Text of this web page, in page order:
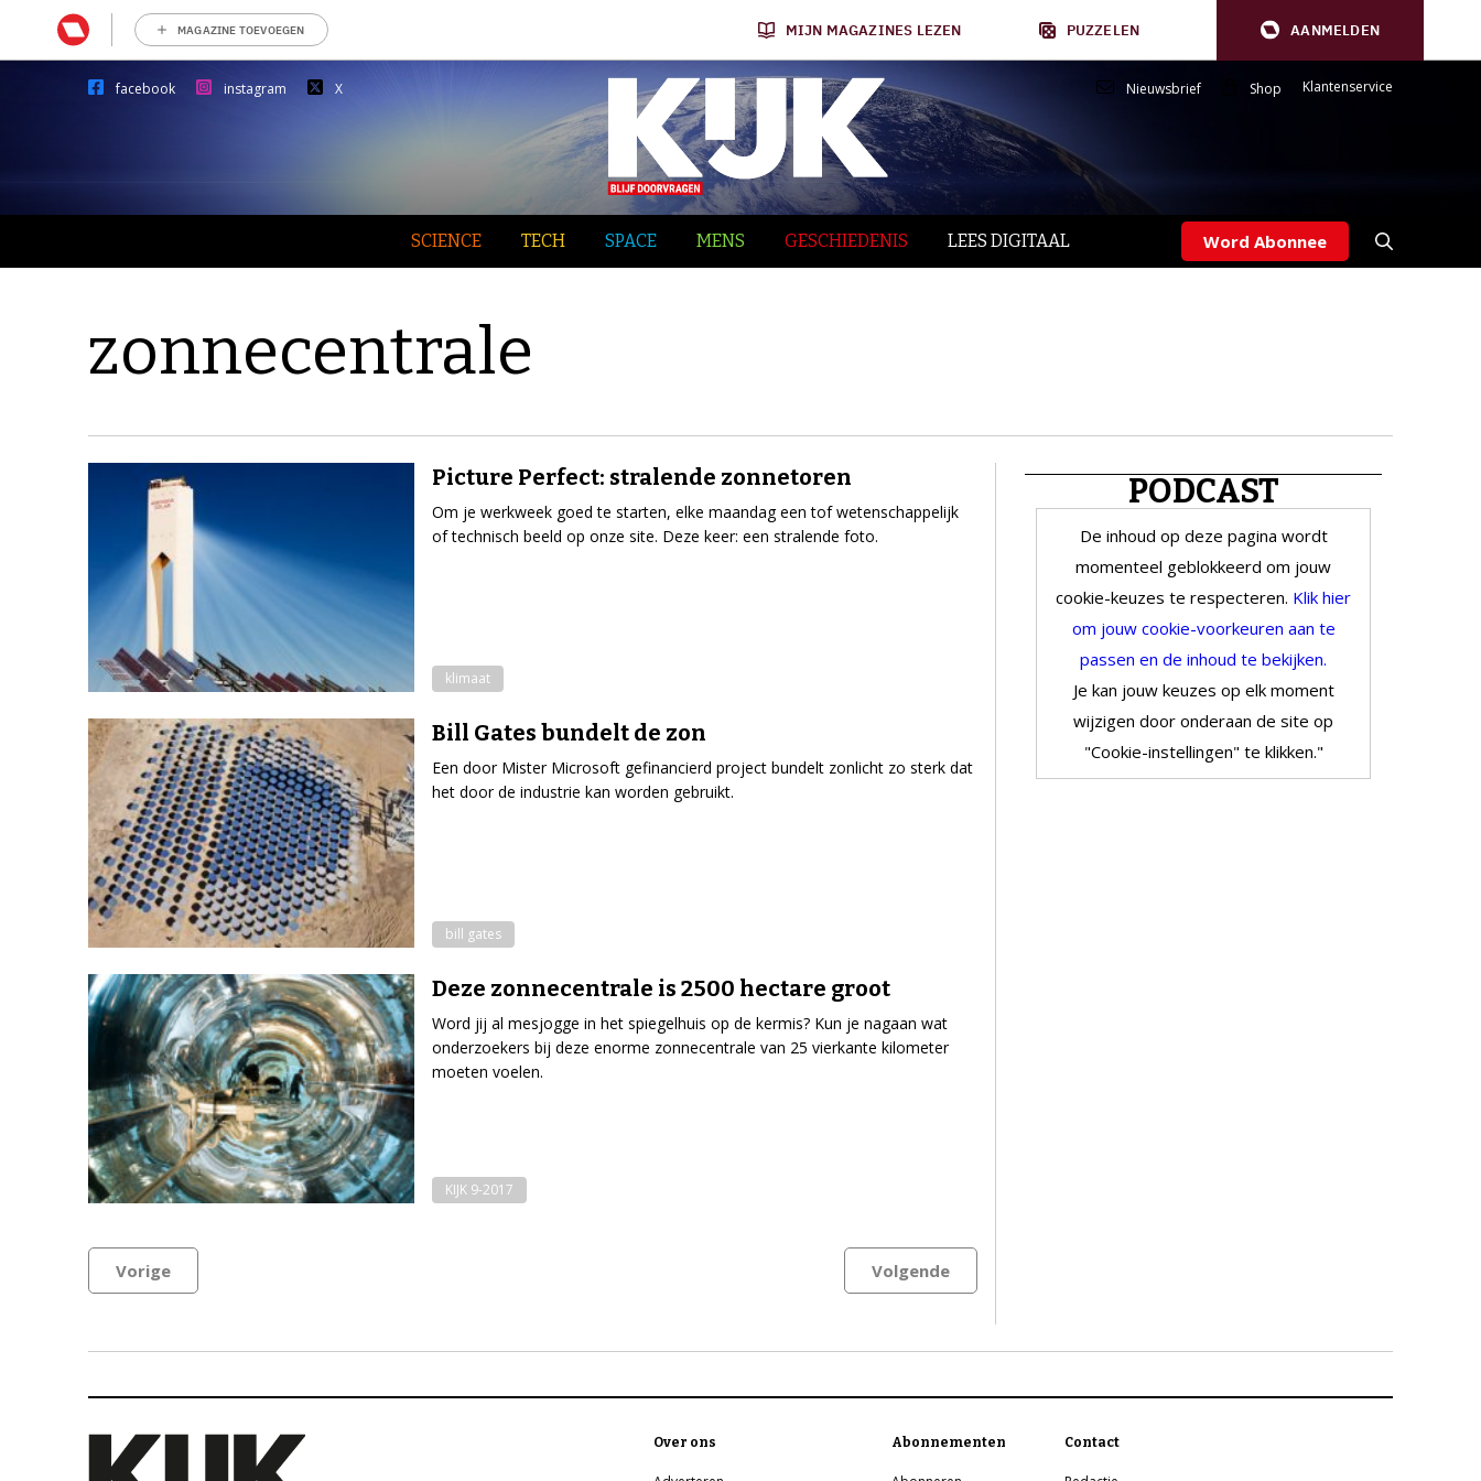
MAGAZINE TOEVOEGEN MIJN MAGAZINES LEZEN PUZZELEN AANMELDEN
facebook instagram X Nieuwsbrief Shop Klantenservice
SCIENCE TECH SPACE MENS GESCHIEDENIS LEES DIGITAAL Word Abonnee
zonnecentrale
Picture Perfect: stralende zonnetoren
Om je werkweek goed te starten, elke maandag een tof wetenschappelijk
of technisch beeld op onze site. Deze keer: een stralende foto.
klimaat
Bill Gates bundelt de zon
Een door Mister Microsoft gefinancierd project bundelt zonlicht zo sterk dat
het door de industrie kan worden gebruikt.
bill gates
Deze zonnecentrale is 2500 hectare groot
Word jij al mesjogge in het spiegelhuis op de kermis? Kun je nagaan wat
onderzoekers bij deze enorme zonnecentrale van 25 vierkante kilometer
moeten voelen.
KIJK 9-2017
Vorige Volgende
PODCAST
De inhoud op deze pagina wordt
momenteel geblokkeerd om jouw
cookie-keuzes te respecteren. Klik hier
om jouw cookie-voorkeuren aan te
passen en de inhoud te bekijken.
Je kan jouw keuzes op elk moment
wijzigen door onderaan de site op
"Cookie-instellingen" te klikken."
Over ons Abonnementen Contact